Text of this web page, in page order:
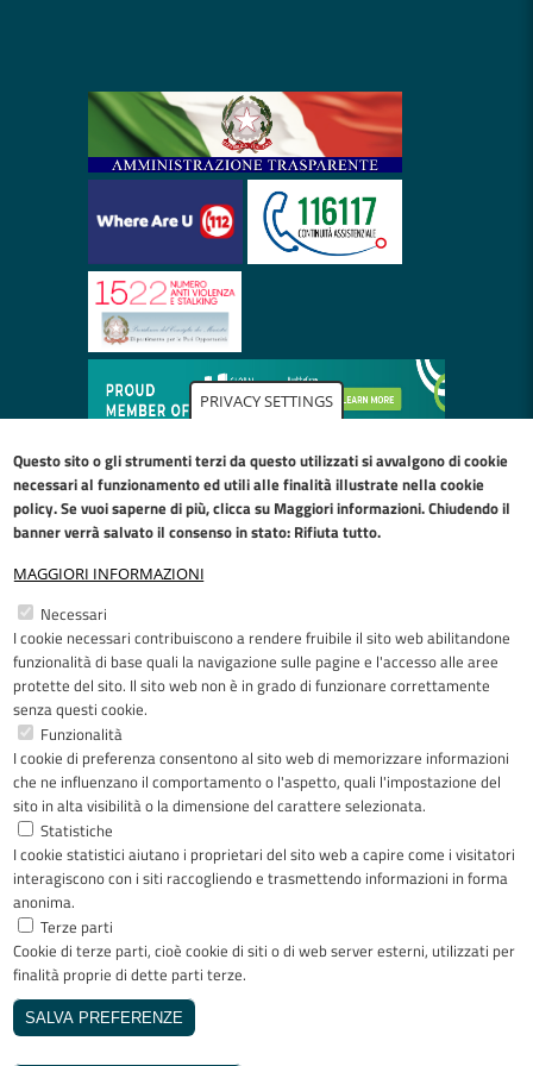
PRIVACY SETTINGS
Questo sito o gli strumenti terzi da questo utilizzati si avvalgono di cookie
necessari al funzionamento ed utili alle finalità illustrate nellacookie
policy. Se vuoi saperne di più, clicca su Maggiori informazioni. Chiudendo il
banner verrà salvato il consenso in stato: Rifiuta tutto.
MAGGIORI INFORMAZIONI
Necessari
I cookie necessari contribuiscono a rendere fruibile il sito web abilitandone
funzionalità di base quali la navigazione sulle pagine e l'accesso alle aree
protette del sito. Il sito web non è in grado di funzionare correttamente
senza questi cookie.
Funzionalità
I cookie di preferenza consentono al sito web di memorizzare informazioni
che ne influenzano il comportamento o l'aspetto, quali l'impostazione del
sito in alta visibilità o la dimensione del carattere selezionata.
Statistiche
I cookie statistici aiutano i proprietari del sito web a capire come i visitatori
interagiscono con i siti raccogliendo e trasmettendo informazioni in forma
anonima.
Terze parti
Cookie di terze parti, cioè cookie di siti o di web server esterni, utilizzati per
finalità proprie di dette parti terze.
SALVA PREFERENZE
Restiamo in contatto
FacebookYouTubeLinkedInInstagram
Riconoscimenti
Copyright © 2005-2023 - ASST Papa
Giovanni XXIII - Piazza OMS 1 24127
Bergamo - Tutti i diritti riservati